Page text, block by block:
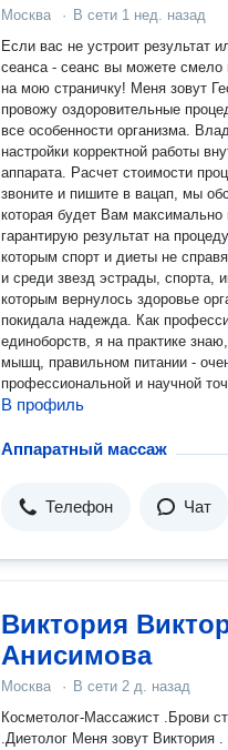
Москва · В сети 1 нед. назад
Если вас не устроит результат
сеанса - сеанс вы можете смело не
на мою страничку! Меня зовут Георгий. Я профессионально
провожу оздоровительные
все особенности организма.
настройки корректной работы
аппарата. Расчет стоимости процедур зависит от времени, поэтому
звоните и пишите в вацап, мы
которая будет Вам максимально
гарантирую результат на
которым спорт и диеты не
и среди звезд эстрады, спорта,
которым вернулось здоровье организму и
покидала надежда. Как профессиональный Спортсмен
единоборств, я на практике
мышц, правильном питании -
профессиональной и научной
В профиль
Аппаратный массаж
Телефон Чат
Виктория
Анисимова
Москва · В сети 2 д. назад
Косметолог-Массажист .Брови
.Диетолог Меня зовут Виктория . Аккуратная , исполнительная,